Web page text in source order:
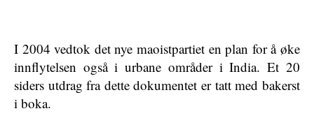
I 2004 vedtok det nye maoistpartiet en plan for å øke
innflytelsen også i urbane områder i India. Et 20
siders utdrag fra dette dokumentet er tatt med bakerst
i boka.